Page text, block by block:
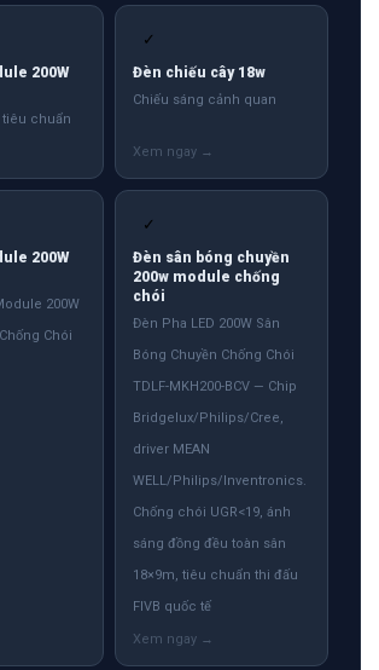
200W
chuẩn
✓
Đèn chiếu cây 18w
Chiếu sáng cảnh quan
200W
200W
Chói
✓
Đèn sân bóng chuyền
200w module chống
chói
Đèn Pha LED 200W Sân
Bóng Chuyền Chống Chói
TDLF-MKH200-BCV — Chip
Bridgelux/Philips/Cree,
driver MEAN
WELL/Philips/Inventronics.
Chống chói UGR<19, ánh
sáng đồng đều toàn sân
18×9m, tiêu chuẩn thi đấu
FIVB quốc tế